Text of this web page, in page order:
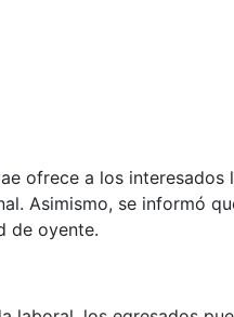
ofrece a los
Asimismo, se informó
de oyente.